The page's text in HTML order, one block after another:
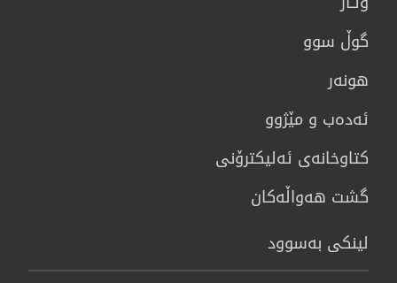
گوڵ سوو
هونه‌ر
ئەدەب و مێژوو
كتاوخانه‌ی ئه‌ليكترۆنی
گشت هەواڵەکان
لینکی بەسوود